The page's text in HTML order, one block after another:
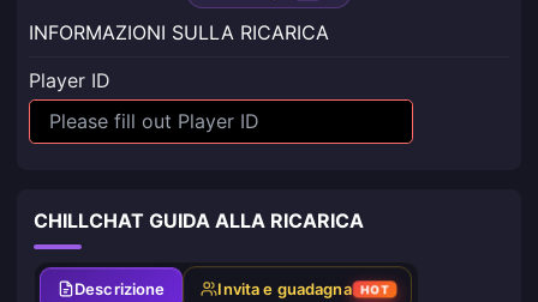
INFORMAZIONI SULLA RICARICA
Player ID
CHILLCHAT GUIDA ALLA RICARICA
Descrizione Invita e guadagna HOT